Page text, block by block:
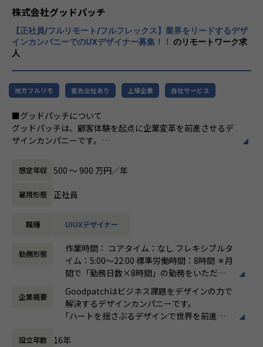
【価値観】
私たちは優れたデザインを実現するためには、優れたエンジ
ニアリングが必要だと考えています。どんなに良いユーザー
体験を考えても、どんなに良いユーザーインターフェイスを
ん。
デザインとエンジニアリングについて真剣に考えるメンバー
と共に、新しい視点や発想でものづくりに取り組んでくださ
る仲間を募集しています。
り、新卒および中途入社したメンバーで、30〜40代が中心で
す。デザイナー出身で現在エンジニアとして働いているメン
バーもいるなど、デザインへの関心や知識が高いのはグッド
日々技術に関する情報収集や発信も行っており、最近はチー
これまでグッドパッチはデザイナーとエンジニアが密に連携
を取りながら、良いものづくりに向き合ってきました。今後
もユーザーにとって価値のあるプロダクトを生み出すために
品質向上に対する取り組みを続けていきます。
たちも変化し続けなければなりません。そのためには実装技
ョンの実現に向けて、一つのプロダクトに中長期的に関わり
ながら、デザインの力でビジネス成果をもたらすことを目指
します。
関わる領域はソフトウェア開発、マーケティング、カスタマ
クライアントとのグロースプロジェクトを牽引するリーダー
経験を得ることができます。
・プロダクトロードマップ策定支援
・KGI/NSM/KPI策定支援
・ユーザー価値定義支援
・プロダクト改善企画提案 など
■職務の魅力
クトの実施内容の検討やクライアントとのコミュニケーショ
ン等も裁量を持って実行できます。
・グッドパッチのプロダクトマネージャーの強みであるUXデ
ザインを自身の強みとすることができます。実際のプロジェ
クト内で行われたペルソナ策定や提供価値の仮説検証等のUX
領域のナレッジが豊富に蓄積されており、学ぶことができま
・クライアントワークでの業務のため、複数のプロダクト開
スサイドとデザインをつなぎ、事業やプロダ
クト、組織づくりを戦略的に支援するほか、
事業会社として自社サービスやプロダクトの
開発、スタートアップへの投資など、多彩に
株式会社グッドパッチ
【正社員/フルリモート/フルフレックス】業界をリードするデザ
インカンパニーでのUXデザイナー募集！！ のリモートワーク求
人
地方フルリモ 客先出社あり 上場企業 自社サービス
■グッドパッチについて
グッドパッチは、顧客体験を起点に企業変革を前進させるデ
ザインカンパニーです。
モートデザイン組織「Goodpatch Anywhere」により、新規
事業の立ち上げ、既存事業のリニューアル、企業のデザイン
戦略立案、デザイン組織構築支援などを行い、大企業からス
タートアップまで企業が持つビジネス課題をデザインで解決
人材のキャリア支援サービス「ReDesigner」、デザイナー
tudent」、オンラインホワイトボード「Strap」を提供し、
デザインによる価値創造に取り組んでいます。
■募集背景、業務内容
Goodpatchは2011年の創業以来、デザインカンパニーとし
ップ・地方自治体など、多彩なクライアントのデザインパー
想定年収 500 〜 900 万円／年
雇用形態 正社員
職種 UIUXデザイナー
勤務形態
作業時間： コアタイム：なし フレキシブルタ
イム：5:00～22:00 標準労働時間：8時間 ＊月
間で「勤務日数×8時間」の勤務をいただけ
れば、当日2時間、翌日10時間のような働き
方も可能です。 休憩60分
働き方： フルフレックス制
時間外労働の有無： 有（月平均25時間）
休憩時間： 60分
企業概要
Goodpatchはビジネス課題をデザインの力で
解決するデザインカンパニーです。
｢ハートを揺さぶるデザインで世界を前進さ
証明するためにUI/UXデザインを強みとした
設立年数 16年